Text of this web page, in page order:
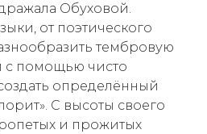
Обуховой.
от поэтического
тембровую
с помощью чисто
определённый
С высоты своего
и прожитых